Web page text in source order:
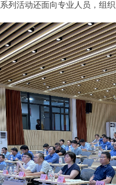
系列活动还面向专业人员，组